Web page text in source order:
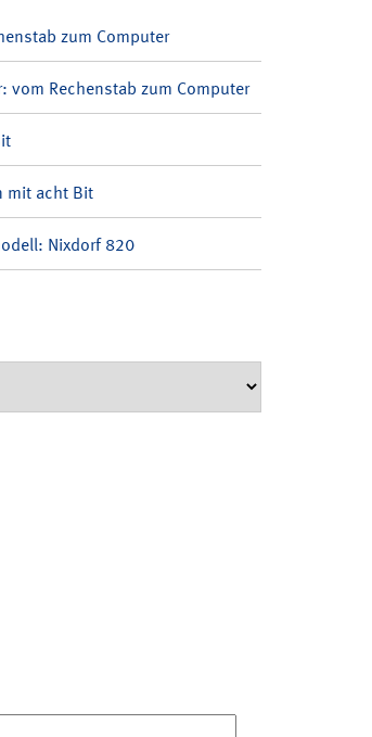
zum Computer
vom Rechenstab zum Computer
mit acht Bit
Nixdorf 820